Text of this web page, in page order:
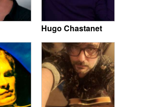
Hugo Chastanet